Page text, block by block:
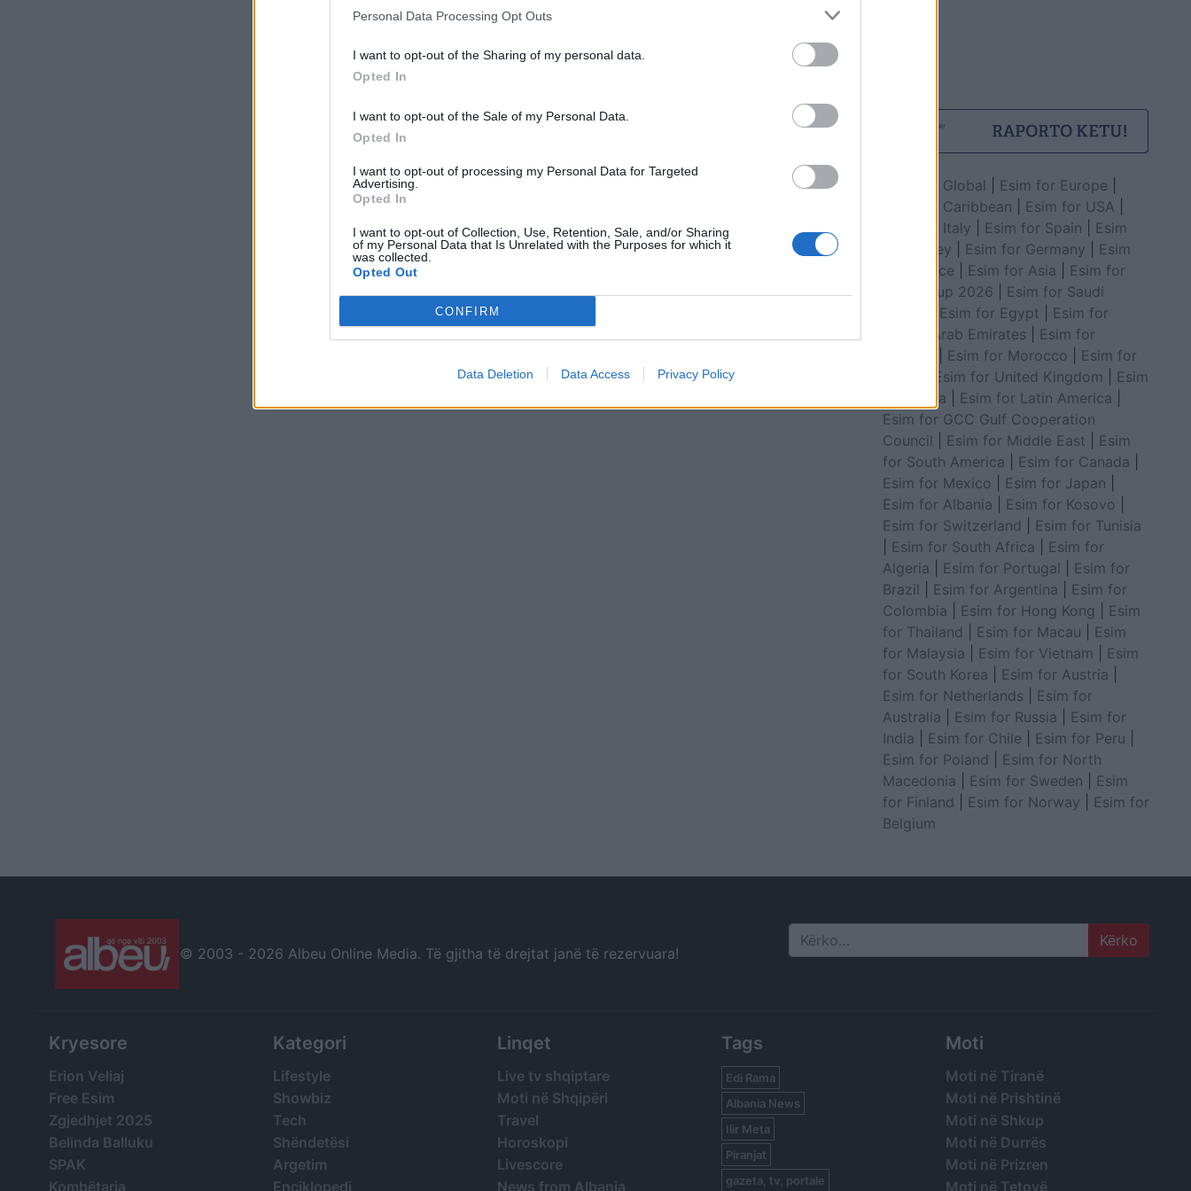
Personal Data Processing Opt Outs
I want to opt-out of the Sharing of my personal data.
Opted In
I want to opt-out of the Sale of my Personal Data.
Opted In
I want to opt-out of processing my Personal Data for Targeted
Advertising.
Opted In
I want to opt-out of Collection, Use, Retention, Sale, and/or Sharing
of my Personal Data that Is Unrelated with the Purposes for which it
was collected.
Opted Out
CONFIRM
Data Deletion Data Access Privacy Policy
Esim for Global Esim for Europe
Esim for Caribbean
Esim for USA
Esim for Italy
Esim for Spain
Esim
for Turkey
Esim for Germany
Esim
for Greece
Esim for Asia
Esim for
World Cup 2026
Esim for Saudi
Esim for Egypt
Esim for
United Arab Emirates
Esim for
Esim for Morocco
Esim for
Esim for United Kingdom
Esim
for Africa
Esim for Latin America
Esim for GCC Gulf Cooperation
Council
Esim for Middle East
Esim
for South America
Esim for Canada
Esim for Mexico
Esim for Japan
Esim for Albania
Esim for Kosovo
Esim for Switzerland
Esim for Tunisia
Esim for South Africa
Esim for
Algeria
Esim for Portugal
Esim for
Brazil
Esim for Argentina
Esim for
Colombia
Esim for Hong Kong
Esim
for Thailand
Esim for Macau
Esim
for Malaysia
Esim for Vietnam
Esim
for South Korea
Esim for Austria
Esim for Netherlands
Esim for
Australia
Esim for Russia
Esim for
India
Esim for Chile Esim for Peru
Esim for Poland
Esim for North
Macedonia
Esim for Sweden
Esim
for Finland
Esim for Norway
Esim for
Belgium
© 2003 - 2026 Albeu Online Media. Të gjitha të drejtat janë të rezervuara! Search
Kryesore
Erion Veliaj
Free Esim
Zgjedhjet 2025
Belinda Balluku
SPAK
Kombëtarja
Kategori
Lifestyle
Showbiz
Tech
Shëndetësi
Argetim
Enciklopedi
Linqet
Live tv shqiptare
Moti në Shqipëri
Travel
Horoskopi
Livescore
News from Albania
Tags
Edi Rama
Albania News
Ilir Meta
Piranjat
gazeta, tv, portale
Moti
Moti në Tiranë
Moti në Prishtinë
Moti në Shkup
Moti në Durrës
Moti në Prizren
Moti në Tetovë